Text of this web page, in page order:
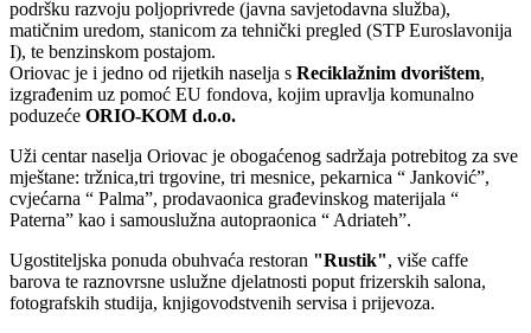
podršku razvoju poljoprivrede (javna savjetodavna služba),
matičnim uredom, stanicom za tehnički pregled (STP Euroslavonija
I), te benzinskom postajom.
Oriovac je i jedno od rijetkih naselja s Reciklažnim dvorištem,
izgrađenim uz pomoć EU fondova, kojim upravlja komunalno
poduzeće ORIO-KOM d.o.o.
Uži centar naselja Oriovac je obogaćenog sadržaja potrebitog za sve
mještane: tržnica,tri trgovine, tri mesnice, pekarnica “ Janković”,
cvjećarna “ Palma”, prodavaonica građevinskog materijala “
Paterna” kao i samouslužna autopraonica “ Adriateh”.
Ugostiteljska ponuda obuhvaća restoran "Rustik", više caffe
barova te raznovrsne uslužne djelatnosti poput frizerskih salona,
fotografskih studija, knjigovodstvenih servisa i prijevoza.